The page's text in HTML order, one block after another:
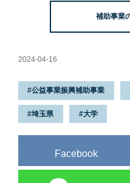
補助事業
2024-04-16
公益事業振興補助事業
埼玉県 大学
Facebook